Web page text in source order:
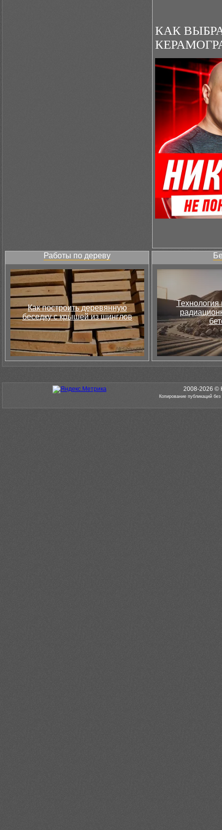
КАК
Работы по дереву
Как построить деревянную
беседку с крышей из шинглов
Технология
2008-2026 ©
Копирование публикаций